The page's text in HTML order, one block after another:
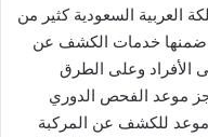
العربية السعودية كثير من
ضمنها خدمات الكشف عن
الأفراد وعلى الطرق
موعد الفحص الدوري
للكشف عن المركبة